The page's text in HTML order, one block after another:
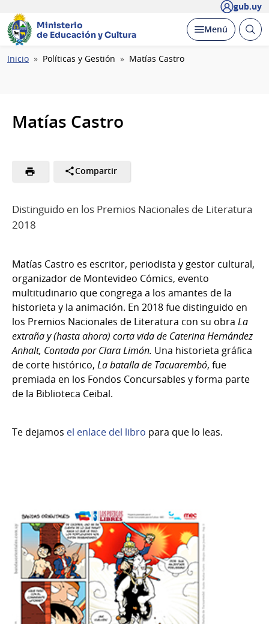
gub.uy
Ministerio
de Educación y Cultura
Desplegar
Menú Abrir
Ruta
Inicio Políticas y Gestión Matías Castro
Matías Castro
Compartir
Distinguido en los Premios Nacionales de Literatura
2018
Matías Castro es escritor, periodista y gestor cultural,
organizador de Montevideo Cómics, evento
multitudinario que congrega a los amantes de la
historieta y la animación. En 2018 fue distinguido en
los Premios Nacionales de Literatura con su obra La
extraña y (hasta ahora) corta vida de Caterina Hernández
Anhalt, Contada por Clara Limón. Una historieta gráfica
de corte histórico, La batalla de Tacuarembó, fue
premiada en los Fondos Concursables y forma parte
de la Biblioteca Ceibal.
Te dejamos el enlace del libro para que lo leas.